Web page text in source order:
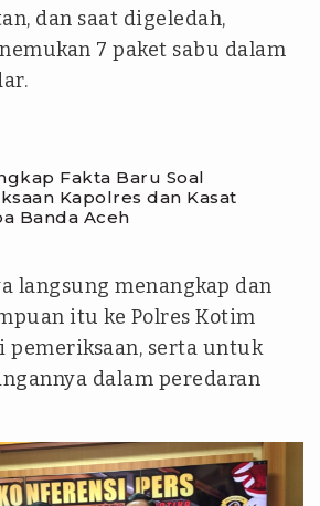
dan saat digeledah,
7 paket sabu dalam
Fakta Baru Soal
Kapolres dan Kasat
Banda Aceh
langsung menangkap dan
itu ke Polres Kotim
serta untuk
dalam peredaran